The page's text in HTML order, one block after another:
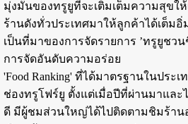
มุ่งมั่นของทรูยูที่จะเติมเต็มความสุขใ
ร้านดังทั่วประเทศมาให้ลูกค้าได้เต็ม
เป็นที่มาของการจัดรายการ ’ทรูยูชว
การจัดอันดับความอร่อย
'Food Ranking' ที่ได้มาตรฐานในประ
ช่องทรูโฟร์ยู ตั้งแต่เมื่อปีที่ผ่านมาและ
ดี มีผู้ชมส่วนใหญ่ได้ไปติดตามชิมร้าน